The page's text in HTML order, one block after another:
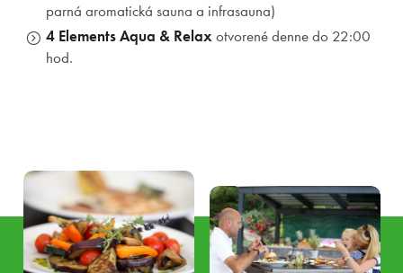
Rezervácia
parná aromatická sauna a infrasauna)
4 Elements Aqua & Relaxotvorené denne do 22:00
hod.